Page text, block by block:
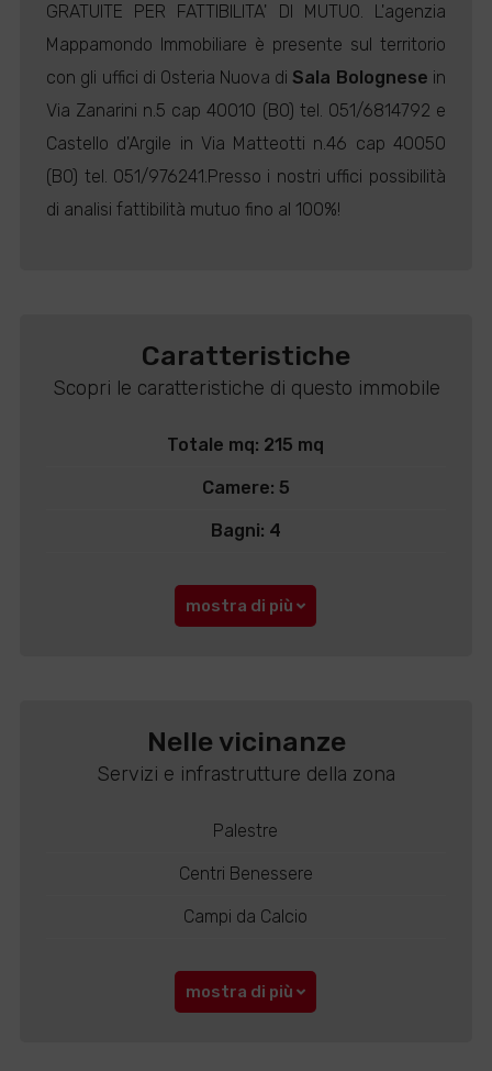
GRATUITE PER FATTIBILITA' DI MUTUO. L'agenzia
Mappamondo Immobiliare è presente sul territorio
con gli uffici di Osteria Nuova di Sala Bolognese in
Via Zanarini n.5 cap 40010 (BO) tel. 051/6814792 e
Castello d'Argile in Via Matteotti n.46 cap 40050
(BO) tel. 051/976241.Presso i nostri uffici possibilità
di analisi fattibilità mutuo fino al 100%!
Caratteristiche
Scopri le caratteristiche di questo immobile
Totale mq: 215 mq
Camere: 5
Bagni: 4
mostra di più
Nelle vicinanze
Servizi e infrastrutture della zona
Palestre
Centri Benessere
Campi da Calcio
mostra di più